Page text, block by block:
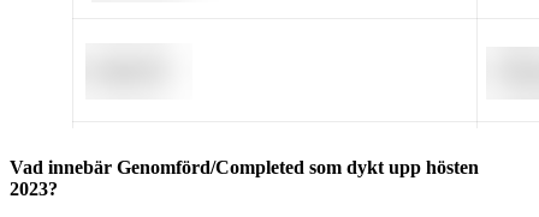
Vad innebär Genomförd/Completed som dykt upp hösten
2023?